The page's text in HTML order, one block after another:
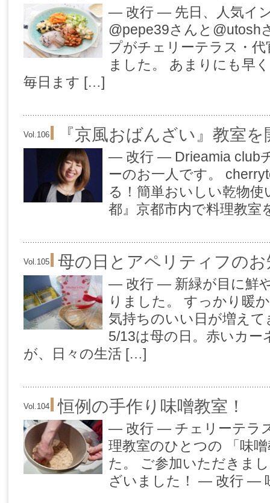
— 改行 — 先日、人気イ
@pepe39さんと@utosh
プがチェリーテラス・
ました。 あまりにも早
毎日ます […]
Vol.106 『京風おばんざい』教室
— 改行 — Drieamia club
ーのお一人です。
る！簡単おいしい乾物
都』京都市内で料理教
Vol.105 母の日とアペリティフの
— 改行 — 新緑が目に鮮
りました。 すっかり暖
気持ちのいい日が増え
5/13は母の日。赤いカ
が、日々の生活 […]
Vol.104 恒例の手作り味噌教室！
— 改行 — チェリーテラ
理教室のひとつの 「味
た。 ご参加いただきま
ざいました！ — 改行 —